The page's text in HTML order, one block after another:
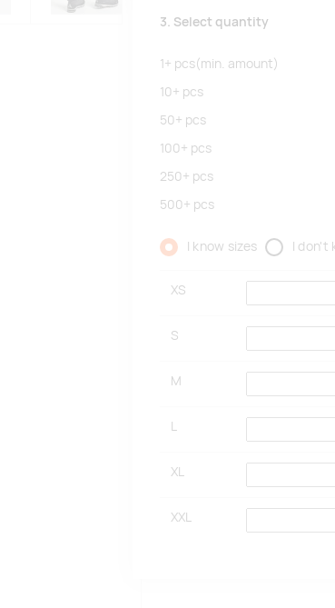
3. Select quantity
1+ pcs(min. amount)
10+ pcs
50+ pcs
100+ pcs
250+ pcs
500+ pcs
I know sizes I don't
XS
S
M
L
XL
XXL